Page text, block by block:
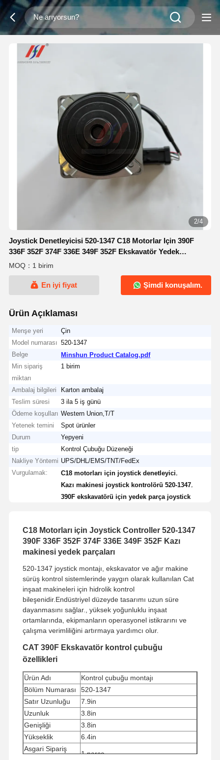
2/4
Joystick Denetleyicisi 520-1347 C18 Motorlar Için 390F
336F 352F 374F 336E 349F 352F Ekskavatör Yedek
Parçaları
MOQ：1 birim
En iyi fiyat Şimdi konuşalım.
Ürün Açıklaması
Menşe yeri
Çin
Model numarası 520-1347
Belge
Minshun Product Catalog.pdf
Min sipariş
miktarı
1 birim
Ambalaj bilgileri
Karton ambalaj
Teslim süresi
3 ila 5 iş günü
Ödeme koşulları Western Union,T/T
Yetenek temini
Spot ürünler
Durum
Yepyeni
tip
Kontrol Çubuğu Düzeneği
Nakliye Yöntemi UPS/DHL/EMS/TNT/FedEx
Vurgulamak:
C18 motorları için joystick denetleyici
Kazı makinesi joystick kontrolörü 520-1347
390F ekskavatörü için yedek parça joystick
C18 Motorları için Joystick Controller 520-1347
390F 336F 352F 374F 336E 349F 352F Kazı
makinesi yedek parçaları
520-1347 joystick montajı, ekskavator ve ağır makine
sürüş kontrol sistemlerinde yaygın olarak kullanılan Cat
inşaat makineleri için hidrolik kontrol
bileşenidir.Endüstriyel düzeyde tasarımı uzun süre
dayanmasını sağlar., yüksek yoğunluklu inşaat
ortamlarında, ekipmanların operasyonel istikrarını ve
çalışma verimliliğini artırmaya yardımcı olur.
CAT 390F Ekskavatör kontrol çubuğu
özellikleri
Ürün Adı
Kontrol çubuğu montajı
Bölüm Numarası
520-1347
Satır Uzunluğu
7.9in
Uzunluk
3.8in
Genişliği
3.8in
Yükseklik
6.4in
Asgari Sipariş
1 parça